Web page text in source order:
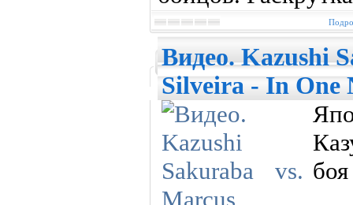
Видео. Kazushi
Silveira - In One